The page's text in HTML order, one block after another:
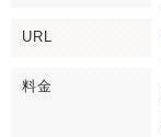
URL
料金